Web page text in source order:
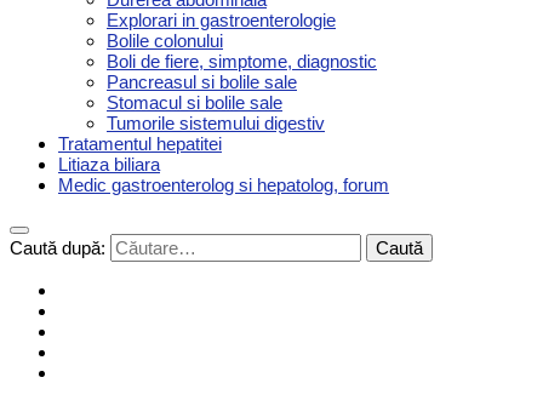
Explorari in gastroenterologie
Bolile colonului
Boli de fiere, simptome, diagnostic
Pancreasul si bolile sale
Stomacul si bolile sale
Tumorile sistemului digestiv
Tratamentul hepatitei
Litiaza biliara
Medic gastroenterolog si hepatolog, forum
Caută după: